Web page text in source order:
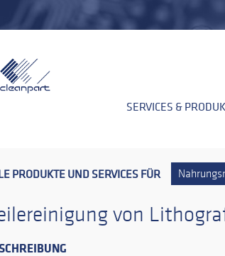
SERVICES &
PRODUKTE UND SERVICES FÜR
von